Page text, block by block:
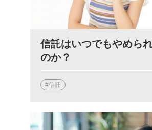
信託はいつでもやめら
のか？
#信託